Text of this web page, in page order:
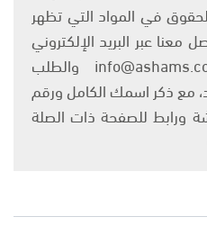
في المواد التي تظهر
عبر البريد الإلكتروني
على العنوان التالي: info@ashams.com والطلب
مع ذكر اسمك الكامل ورقم
ورابط للصفحة ذات الصلة